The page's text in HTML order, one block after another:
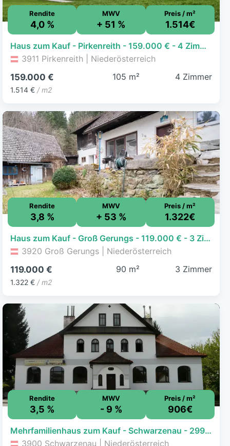
Rendite
4,0 %
MWV
+ 51 %
Preis / m²
1.514€
Haus zum Kauf - Pirkenreith - 159.000 € - 4 Zimmer, 105 m², 4.840 m² Grundstück
3911 Pirkenreith | Niederösterreich
159.000 €
1.514 € / m2
105 m² 4 Zimmer
Rendite
3,8 %
MWV
+ 53 %
Preis / m²
1.322€
Haus zum Kauf - Groß Gerungs - 119.000 € - 3 Zimmer, 90 m², 1.042 m² Grundstück
3920 Groß Gerungs | Niederösterreich
119.000 €
1.322 € / m2
90 m² 3 Zimmer
Rendite
3,5 %
MWV
- 9 %
Preis / m²
906€
Mehrfamilienhaus zum Kauf - Schwarzenau - 299.000 € - 11 Zimmer, 330 m², 1.425 m² Grundstück
3900 Schwarzenau | Niederösterreich